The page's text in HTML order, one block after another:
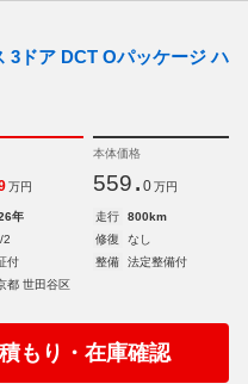
3ドア DCT Oパッケージ ハ
万円
本体価格
559. 0 万円
年 走行
800km
2 修復
なし
付 整備
法定整備付
都 世田谷区
もり・在庫確認